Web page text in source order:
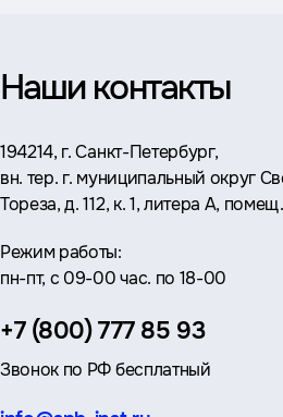
Наши контакты
Адрес:
194214, г. Санкт-Петербург,
вн. тер. г. муниципальный округ
Тореза, д. 112, к. 1, литера А,
Режим работы:
пн-пт, с 09-00 час. по 18-00
Телефон:
+7 (800) 777 85 93
Звонок по РФ бесплатный